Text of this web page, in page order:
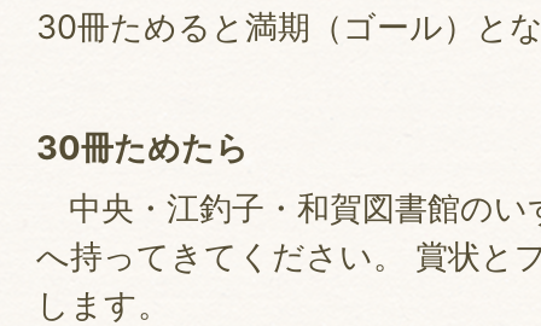
30冊ためると満期（ゴール）と
30冊ためたら
中央・江釣子・和賀図書館の
へ持ってきてください。 賞状と
します。